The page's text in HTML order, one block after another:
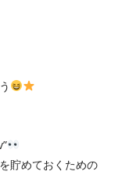
貯めておくための